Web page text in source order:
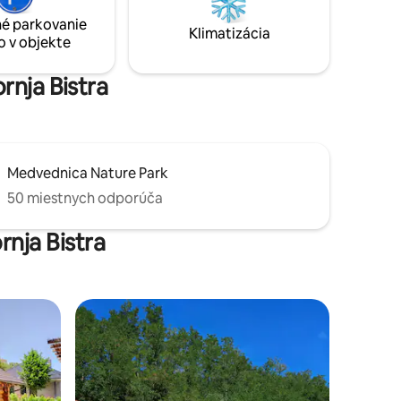
dvoch
očarujúci úkryt znovu zapáliť vaše puto.
parkovanie
v objekte
Klimatizácia
Bistra
Medvednica Nature Park
50 miestnych odporúča
Bistra